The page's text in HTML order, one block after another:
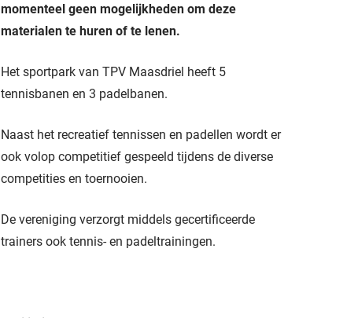
momenteel geen mogelijkheden om deze
materialen te huren of te lenen.
Het sportpark van TPV Maasdriel heeft 5
tennisbanen en 3 padelbanen.
Naast het recreatief tennissen en padellen wordt er
ook volop competitief gespeeld tijdens de diverse
competities en toernooien.
De vereniging verzorgt middels gecertificeerde
trainers ook tennis- en padeltrainingen.